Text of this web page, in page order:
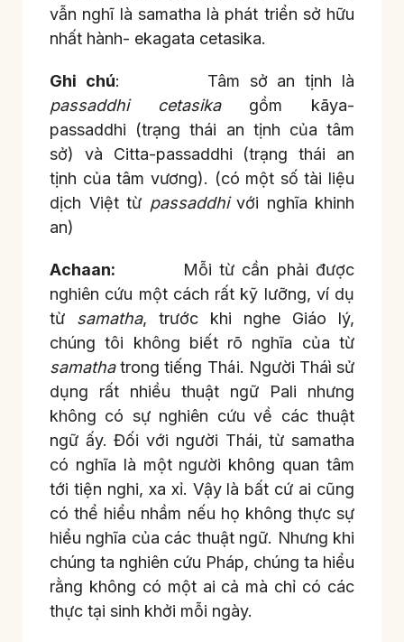
vẫn nghĩ là samatha là phát triển sở hữu
nhất hành- ekagata cetasika.
Ghi chú: Tâm sở an tịnh là
passaddhi cetasika gồm kāya-
passaddhi (trạng thái an tịnh của tâm
sở) và Citta-passaddhi (trạng thái an
tịnh của tâm vương). (có một số tài liệu
dịch Việt từ passaddhivới nghĩa khinh
an)
Achaan: Mỗi từ cần phải được
nghiên cứu một cách rất kỹ lưỡng, ví dụ
từ samatha, trước khi nghe Giáo lý,
chúng tôi không biết rõ nghĩa của từ
samathatrong tiếng Thái. Người Tháì sử
dụng rất nhiều thuật ngữ Pali nhưng
không có sự nghiên cứu về các thuật
ngữ ấy. Đối với người Thái, từ samatha
có nghĩa là một người không quan tâm
tới tiện nghi, xa xỉ. Vậy là bất cứ ai cũng
có thể hiểu nhầm nếu họ không thực sự
hiểu nghĩa của các thuật ngữ. Nhưng khi
chúng ta nghiên cứu Pháp, chúng ta hiểu
rằng không có một ai cả mà chỉ có các
thực tại sinh khởi mỗi ngày.